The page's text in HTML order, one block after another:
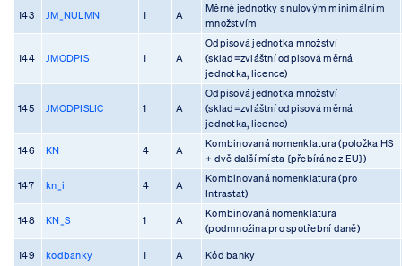
143 JM_NULMN 1 A
Měrné jednotky s nulovým minimálním
množstvím
144 JMODPIS 1 A
Odpisová jednotka množství
(sklad=zvláštní odpisová měrná
jednotka, licence)
145 JMODPISLIC 1 A
Odpisová jednotka množství
(sklad=zvláštní odpisová měrná
jednotka, licence)
146 KN 4 A
Kombinovaná nomenklatura (položka HS
+ dvě další místa {přebíráno z EU})
147 kn_i 4 A
Kombinovaná nomenklatura (pro
Intrastat)
148 KN_S 1 A
Kombinovaná nomenklatura
(podmnožina pro spotřební daně)
149 kodbanky 1 A Kód banky